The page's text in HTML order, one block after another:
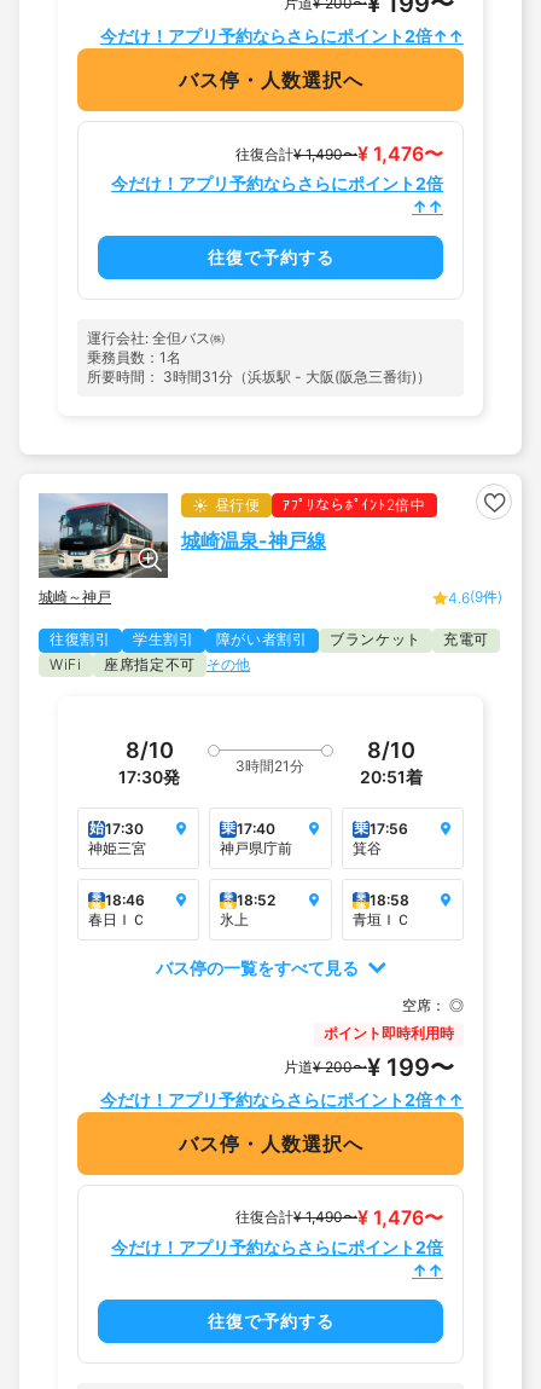
今だけ！アプリ予約ならさらにポイント2倍↑↑
バス停・人数選択へ
往復合計¥ 1,490〜¥ 1,476〜
今だけ！アプリ予約ならさらにポイント2倍
↑↑
往復で予約する
運行会社: 全但バス㈱
乗務員数：1名
所要時間： 3時間31分（浜坂駅 - 大阪(阪急三番街)）
昼行便 ｱﾌﾟﾘならﾎﾟｲﾝﾄ2倍中
城崎温泉-神戸線
城崎～神戸 4.6(9件)
往復割引 学生割引 障がい者割引 ブランケット
充電可
WiFi
座席指定不可 その他
8/10
17:30発
3時間21分
8/10
20:51着
始17:30
神姫三宮
乗17:40
神戸県庁前
乗17:56
箕谷
乗
降 18:46
春日ＩＣ
乗
降 18:52
氷上
乗
降 18:58
青垣ＩＣ
バス停の一覧をすべて見る
空席： ◎
ポイント即時利用時
片道¥ 200〜¥ 199〜
今だけ！アプリ予約ならさらにポイント2倍↑↑
バス停・人数選択へ
往復合計¥ 1,490〜¥ 1,476〜
今だけ！アプリ予約ならさらにポイント2倍
↑↑
往復で予約する